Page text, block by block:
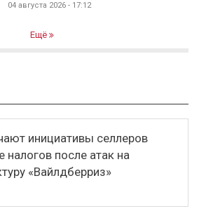
04 августа 2026 - 17:12
Ещё
инициативы селлеров
налогов после атак на
«Вайлдберриз»